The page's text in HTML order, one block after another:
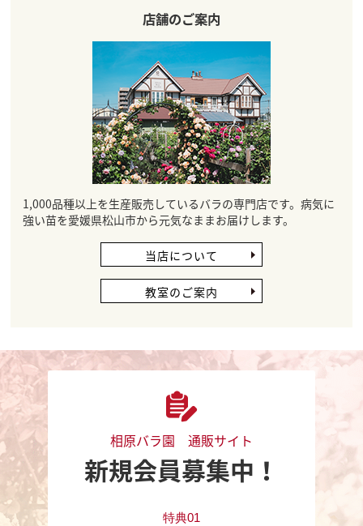
店舗のご案内
1,000品種以上を生産販売しているバラの専門店です。病気に
強い苗を愛媛県松山市から元気なままお届けします。
当店について
教室のご案内
相原バラ園 通販サイト
新規会員募集中！
特典01